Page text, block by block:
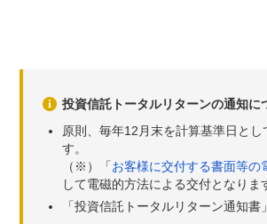
投資信託トータルリターンの通知に
原則、毎年12月末を計算基準日と
す。
（※）「お客様に交付する書面等の
して電磁的方法による交付となりま
「投資信託トータルリターン通知